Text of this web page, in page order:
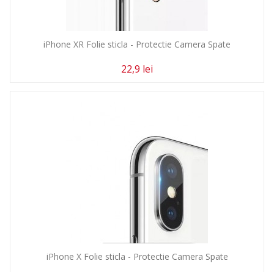
iPhone XR Folie sticla - Protectie Camera Spate
22,9 lei
iPhone X Folie sticla - Protectie Camera Spate